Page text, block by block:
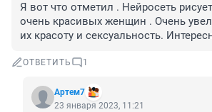
Я вот что отметил . Нейросеть
очень красивых женщин . Очень
их красоту и сексуальность.
ОТВЕТИТЬ 1
Артем7
23 января 2023, 11:21